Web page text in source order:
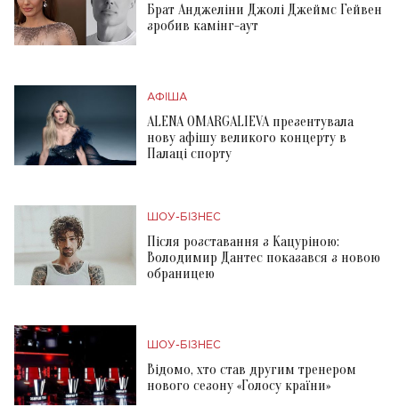
Брат Анджеліни Джолі Джеймс Гейвен
зробив камінг-аут
АФІША
ALENA OMARGALIEVA презентувала
нову афішу великого концерту в
Палаці спорту
ШОУ-БІЗНЕС
Після розставання з Кацуріною:
Володимир Дантес показався з новою
обраницею
ШОУ-БІЗНЕС
Відомо, хто став другим тренером
нового сезону «Голосу країни»